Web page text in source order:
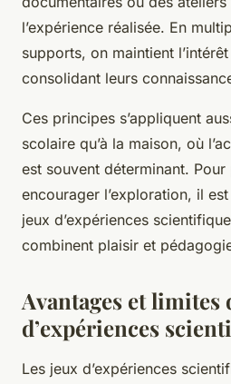
l’expérience réalisée. En
supports, on maintient
consolidant leurs
Ces principes s’appliquent
scolaire qu’à la maison, où
est souvent déterminant.
encourager l’exploration, il
jeux d’expériences
combinent plaisir et
Avantages et limites
d’expériences
Les jeux d’expériences